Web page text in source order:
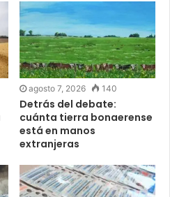
agosto 7, 2026 140
Detrás del debate:
cuánta tierra bonaerense
está en manos
extranjeras